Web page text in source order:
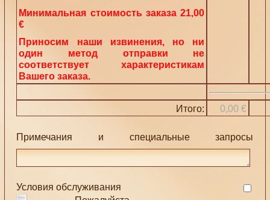
Минимальная стоимость заказа 21,00
€
Приносим наши извинения, но ни
один метод отправки не
соответствует характеристикам
Вашего заказа.
Итого: 0,00 €
Примечания и специальные запросы
Условия обслуживания